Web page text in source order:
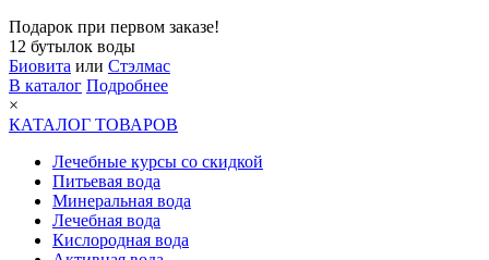
Подарок при первом заказе!
12 бутылок воды
Биовита или Стэлмас
В каталог Подробнее
×
КАТАЛОГ ТОВАРОВ
Лечебные курсы со скидкой
Питьевая вода
Минеральная вода
Лечебная вода
Кислородная вода